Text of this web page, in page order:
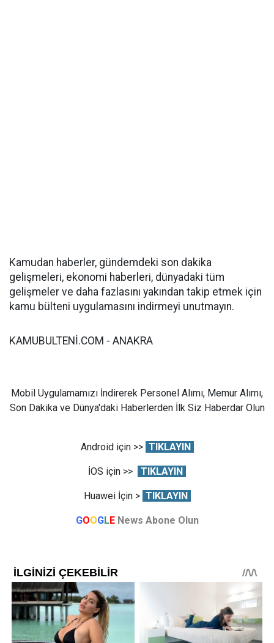
Kamudan haberler, gündemdeki son dakika
gelişmeleri, ekonomi haberleri, dünyadaki tüm
gelişmeler ve daha fazlasını yakından takip etmek için
kamu bülteni uygulamasını indirmeyi unutmayın.
KAMUBULTENİ.COM - ANAKRA
Mobil Uygulamamızı İndirerek Personel Alımı, Memur Alımı,
Son Dakika ve Dünya'daki Haberlerden İlk Siz Haberdar Olun
Android için >> TIKLAYIN
İOS için >> TIKLAYIN
Huawei İçin > TIKLAYIN
GOOGLE News Abone Olun